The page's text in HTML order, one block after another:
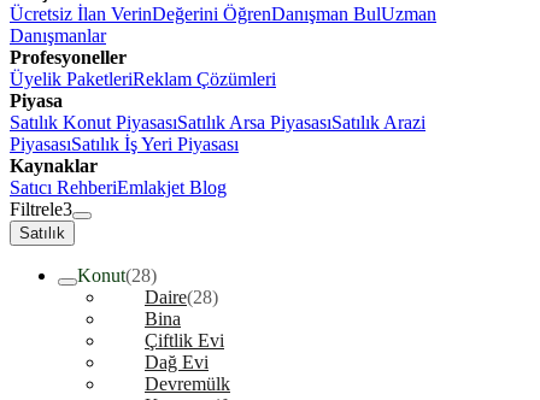
Ücretsiz İlan VerinDeğerini ÖğrenDanışman BulUzman
Danışmanlar
Profesyoneller
Üyelik PaketleriReklam Çözümleri
Piyasa
Satılık Konut PiyasasıSatılık Arsa PiyasasıSatılık Arazi
PiyasasıSatılık İş Yeri Piyasası
Kaynaklar
Satıcı RehberiEmlakjet Blog
Filtrele3
Satılık
Konut(28)
Daire(28)
Bina
Çiftlik Evi
Dağ Evi
Devremülk